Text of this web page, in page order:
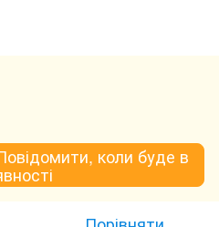
коли буде в